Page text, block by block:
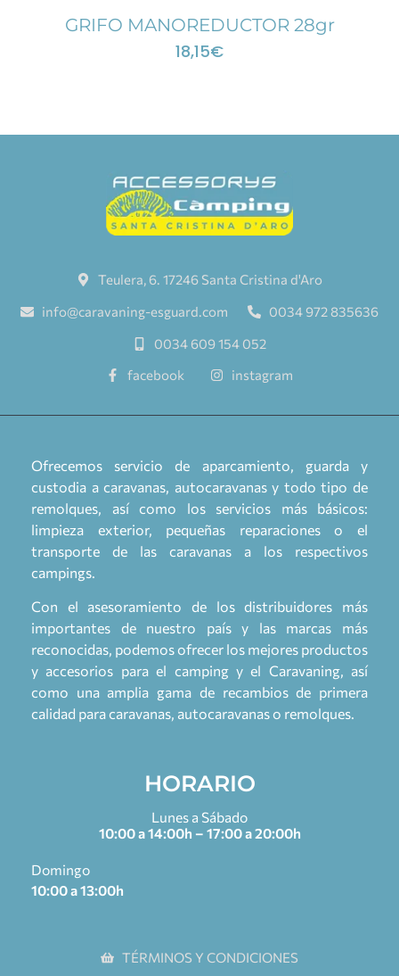
GRIFO MANOREDUCTOR 28gr
18,15€
Teulera, 6. 17246 Santa Cristina d'Aro
info@caravaning-esguard.com
0034 972 835636
0034 609 154 052
facebook
instagram
Ofrecemos servicio de aparcamiento, guarda y
custodia a caravanas, autocaravanas y todo tipo de
remolques, así como los servicios más básicos:
limpieza exterior, pequeñas reparaciones o el
transporte de las caravanas a los respectivos
campings.
Con el asesoramiento de los distribuidores más
importantes de nuestro país y las marcas más
reconocidas, podemos ofrecer los mejores productos
y accesorios para el camping y el Caravaning, así
como una amplia gama de recambios de primera
calidad para caravanas, autocaravanas o remolques.
HORARIO
Lunes a Sábado
10:00 a 14:00h – 17:00 a 20:00h
Domingo
10:00 a 13:00h
TÉRMINOS Y CONDICIONES